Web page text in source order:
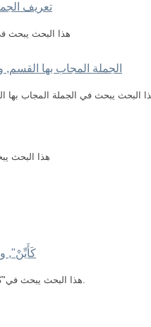
تعريف
هذا البحث يبحث في
الجملة المجاب بها
هذا البحث
"كَأَيِّنْ",
هذا البحث يبحث في"كَأَيِّنْ", و"كذا", وفائدة في الكناية عن الحديث.